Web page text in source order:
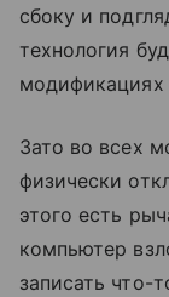
сбоку и
технология
модификациях
Зато во всех
физически
этого есть
компьютер
записать что-